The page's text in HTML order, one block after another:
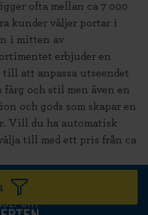
ofta mellan ca 7 000
kunder väljer portar i
i mitten av
erbjuder en
att anpassa utseendet
och stil men även en
och gods som skapar en
Vill du ha automatisk
till med ett pris från ca